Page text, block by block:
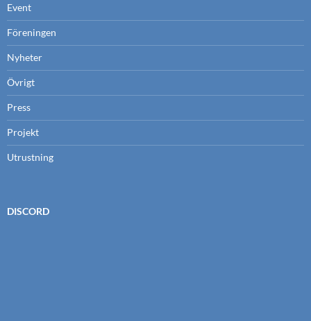
Event
Föreningen
Nyheter
Övrigt
Press
Projekt
Utrustning
DISCORD